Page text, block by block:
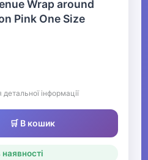
Wrap around
Pink One Size
детальної інформації
🛒 В кошик
наявності